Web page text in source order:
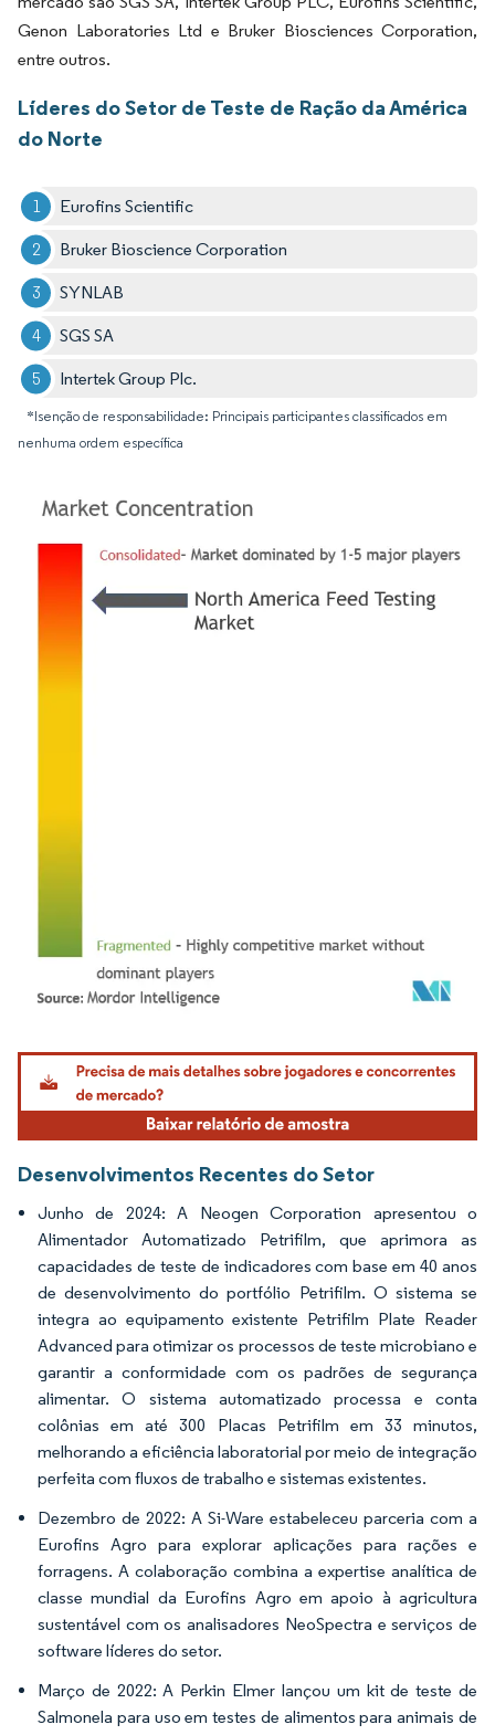
Genon Laboratories Ltd e Bruker Biosciences Corporation,
entre outros.
Líderes do Setor de Teste de Ração da América
do Norte
Eurofins Scientific
Bruker Bioscience Corporation
SYNLAB
SGS SA
Intertek Group Plc.
*Isenção de responsabilidade: Principais participantes classificados em
nenhuma ordem específica
Imagem © Mordor Intelligence. O reuso requer atribuição conforme CC BY 4.0.
Desenvolvimentos Recentes do Setor
Junho de 2024: A Neogen Corporation apresentou o
Alimentador Automatizado Petrifilm, que aprimora as
capacidades de teste de indicadores com base em 40 anos
de desenvolvimento do portfólio Petrifilm. O sistema se
integra ao equipamento existente Petrifilm Plate Reader
Advanced para otimizar os processos de teste microbiano e
garantir a conformidade com os padrões de segurança
alimentar. O sistema automatizado processa e conta
colônias em até 300 Placas Petrifilm em 33 minutos,
melhorando a eficiência laboratorial por meio de integração
perfeita com fluxos de trabalho e sistemas existentes.
Dezembro de 2022: A Si-Ware estabeleceu parceria com a
Eurofins Agro para explorar aplicações para rações e
forragens. A colaboração combina a expertise analítica de
classe mundial da Eurofins Agro em apoio à agricultura
sustentável com os analisadores NeoSpectra e serviços de
software líderes do setor.
Março de 2022: A Perkin Elmer lançou um kit de teste de
Salmonela para uso em testes de alimentos para animais de